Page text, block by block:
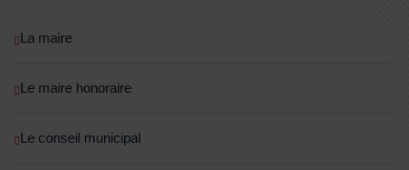
La maire
Le maire honoraire
Le conseil municipal